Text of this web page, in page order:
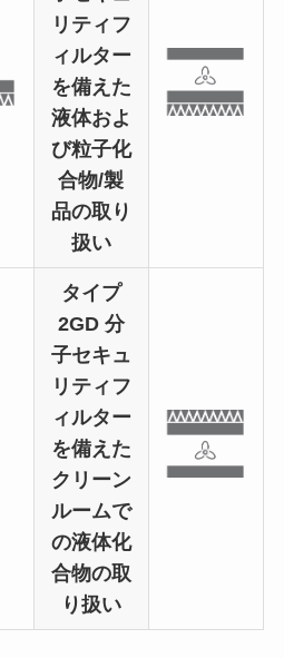
リティフ
ィルター
を備えた
液体およ
び粒子化
合物/製
品の取り
扱い
タイプ
2GD分
子セキュ
リティフ
ィルター
を備えた
クリーン
ルームで
の液体化
合物の取
り扱い